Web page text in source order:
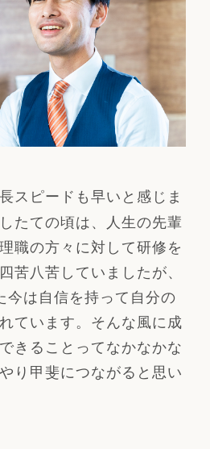
スピードも早いと感じま
たての頃は、人生の先輩
職の方々に対して研修を
苦八苦していましたが、
今は自信を持って自分の
ています。そんな風に成
きることってなかなかな
り甲斐につながると思い